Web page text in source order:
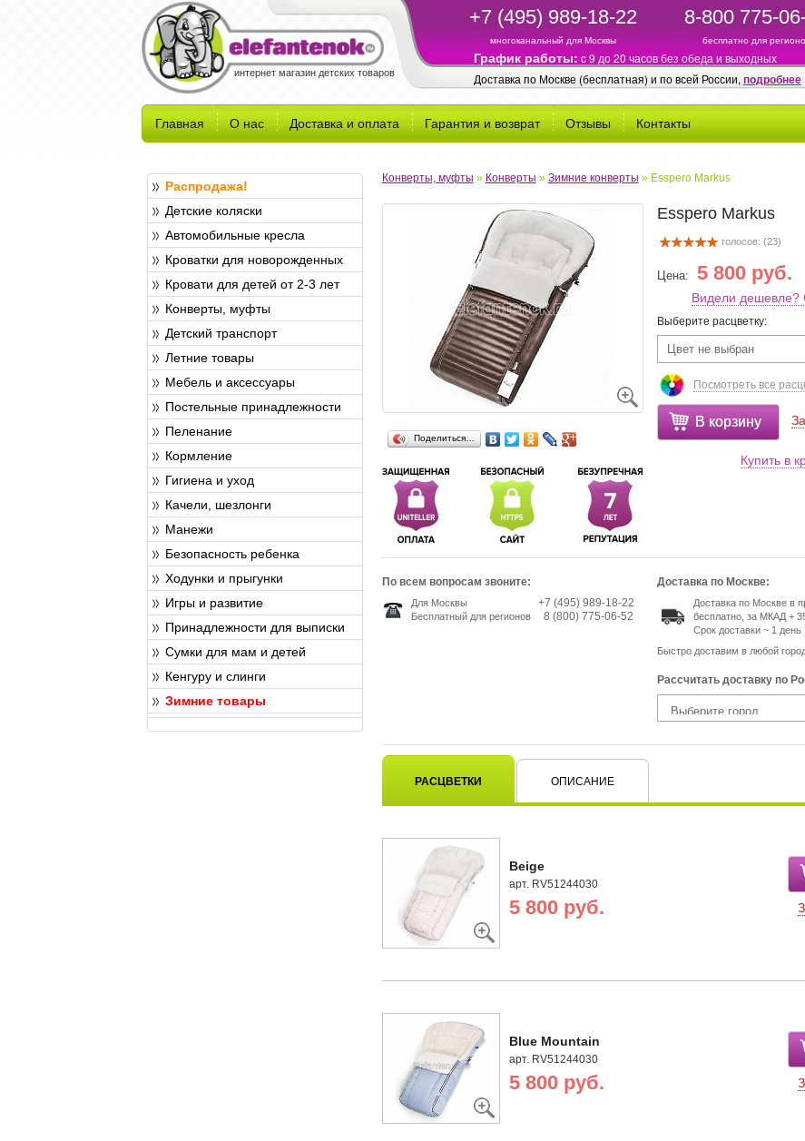
интернет магазин детских товаров
+7 (495) 989-18-22
многоканальный для Москвы
8-800 775-
бесплатно для
График работы: c 9 до 20 часов без обеда и выходных
Доставка по Москве (бесплатная) и по всей России, подробнее
Главная О нас Доставка и оплата Гарантия и возврат Отзывы Контакты
Распродажа!
Детские коляски
Автомобильные кресла
Кроватки для новорожденных
Кровати для детей от 2-3 лет
Конверты, муфты
Детский транспорт
Летние товары
Мебель и аксессуары
Постельные принадлежности
Пеленание
Кормление
Гигиена и уход
Качели, шезлонги
Манежи
Безопасность ребенка
Ходунки и прыгунки
Игры и развитие
Принадлежности для выписки
Сумки для мам и детей
Кенгуру и слинги
Зимние товары
Конверты, муфты » Конверты » Зимние конверты » Esspero Markus
Поделиться…
Esspero Markus
голосов: (23)
Цена: 5 800 руб.
Видели дешевле?
Выберите расцветку:
Цвет не выбран
Посмотреть все
В корзину
Купить в
По всем вопросам звоните:
Для Москвы
Бесплатный для регионов
+7 (495) 989-18-22
8 (800) 775-06-52
Доставка по Москве:
Доставка по Москве в
бесплатно, за МКАД +
Срок доставки ~ 1 день
Быстро доставим в любой
Рассчитать доставку по
РАСЦВЕТКИ ОПИСАНИЕ
Beige
арт. RV51244030
5 800 руб.
Blue Mountain
арт. RV51244030
5 800 руб.